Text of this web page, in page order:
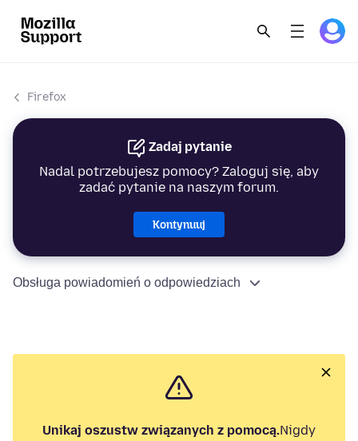
Firefox
Zadaj pytanie
Nadal potrzebujesz pomocy? Zaloguj się, aby
zadać pytanie na naszym forum.
Kontynuuj
Obsługa powiadomień o odpowiedziach
Unikaj oszustw związanych z pomocą.Nigdy